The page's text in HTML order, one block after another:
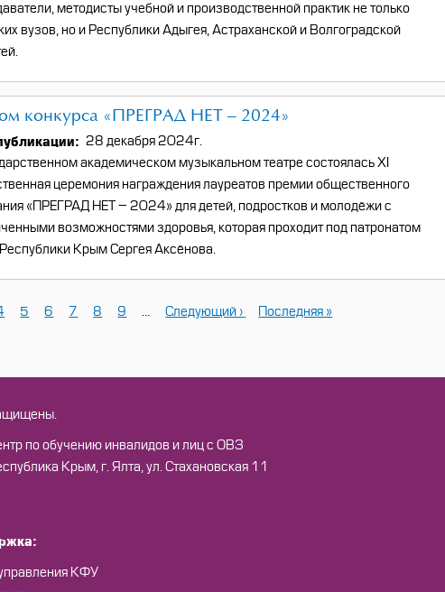
методисты учебной и производственной практик не только
вузов, но и Республики Адыгея, Астраханской и Волгоградской
конкурса «ПРЕГРАД НЕТ – 2024»
28 декабря 2024г.
академическом музыкальном театре состоялась XI
церемония награждения лауреатов премии общественного
«ПРЕГРАД НЕТ – 2024» для детей, подростков и молодёжи с
возможностями здоровья, которая проходит под патронатом
Крым Сергея Аксёнова.
Страница
5 Страница
6 Страница
7 Страница
8 Страница
9 …
Следующая
Следующий ›
Последняя
Последняя »
по обучению инвалидов и лиц с ОВЗ
Крым, г. Ялта, ул. Стахановская 11
КФУ